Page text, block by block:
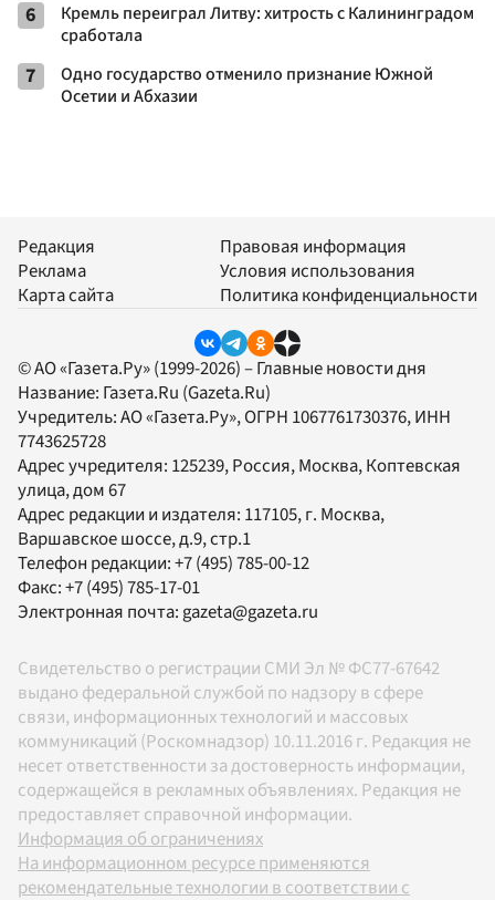
6
Кремль переиграл Литву: хитрость с Калининградом
сработала
7
Одно государство отменило признание Южной
Осетии и Абхазии
Редакция
Реклама
Карта сайта
Правовая информация
Условия использования
Политика конфиденциальности
© АО «Газета.Ру» (1999-2026) – Главные новости дня
Название: Газета.Ru (Gazeta.Ru)
Учредитель:АО «Газета.Ру», ОГРН 1067761730376, ИНН
7743625728
Адрес учредителя: 125239, Россия, Москва, Коптевская
улица, дом 67
Адрес редакции и издателя: 117105, г. Москва,
Варшавское шоссе, д.9, стр.1
Телефон редакции:+7 (495) 785-00-12
Факс:+7 (495) 785-17-01
Электронная почта: gazeta@gazeta.ru
Свидетельство о регистрации СМИ Эл № ФС77-67642
выдано федеральной службой по надзору в сфере
связи, информационных технологий и массовых
коммуникаций (Роскомнадзор) 10.11.2016 г. Редакция не
несет ответственности за достоверность информации,
содержащейся в рекламных объявлениях. Редакция не
предоставляет справочной информации.
Информация об ограничениях
На информационном ресурсе применяются
рекомендательные технологии в соответствии с